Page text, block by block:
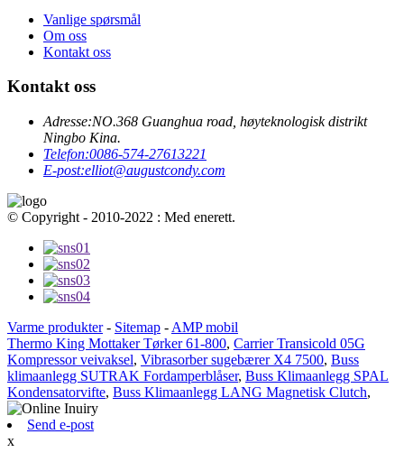
Vanlige spørsmål
Om oss
Kontakt oss
Kontakt oss
Adresse:NO.368 Guanghua road, høyteknologisk distrikt
Ningbo Kina.
Telefon:0086-574-27613221
E-post:elliot@augustcondy.com
© Copyright - 2010-2022 : Med enerett.
Varme produkter- Sitemap - AMP mobil
Thermo King Mottaker Tørker 61-800, Carrier Transicold 05G
Kompressor veivaksel, Vibrasorber sugebærer X4 7500, Buss
klimaanlegg SUTRAK Fordamperblåser, Buss Klimaanlegg SPAL
Kondensatorvifte, Buss Klimaanlegg LANG Magnetisk Clutch,
Send e-post
x